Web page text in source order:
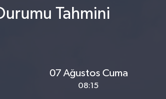
Tahmini
07 Ağustos Cuma
08:15